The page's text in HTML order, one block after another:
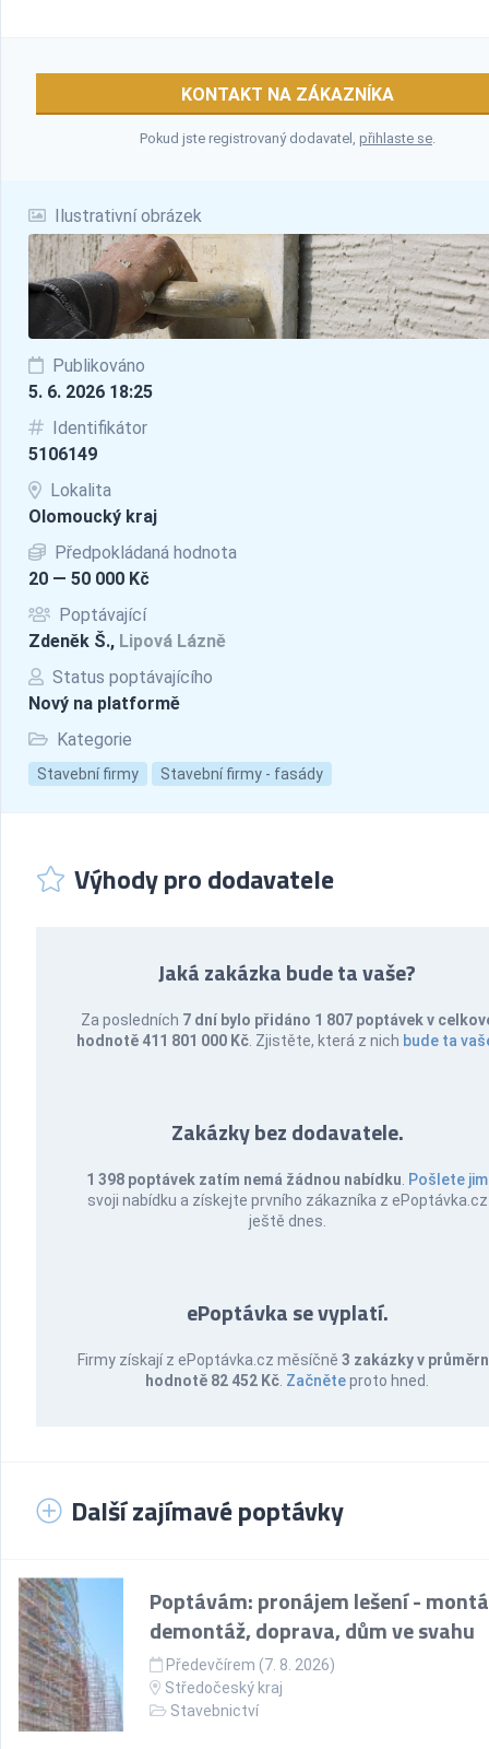
Ilustrativní obrázek
Publikováno
5. 6. 2026 18:25
Identifikátor
5106149
Lokalita
Olomoucký kraj
Předpokládaná hodnota
20 — 50 000 Kč
Poptávající
Zdeněk Š., Lipová Lázně
Status poptávajícího
Nový na platformě
Kategorie
Stavební firmy Stavební firmy - fasády
KONTAKT NA ZÁKAZNÍKA
Pokud jste registrovaný dodavatel, přihlaste se.
Výhody pro dodavatele
Jaká zakázka bude ta vaše?
Za posledních 7 dní bylo přidáno 1 807 poptávek v
hodnotě 411 801 000 Kč . Zjistěte, která z nich bude ta
Zakázky bez dodavatele.
1 398 poptávek zatím nemá žádnou nabídku Pošlete jim
svoji nabídku a získejte prvního zákazníka z ePoptávka.cz
ještě dnes.
ePoptávka se vyplatí.
Firmy získají z ePoptávka.cz měsíčně 3 zakázky v
hodnotě 82 452 Kč Začněteproto hned.
Další zajímavé poptávky
Poptávám: pronájem lešení -
demontáž, doprava, dům ve svahu
Předevčírem (7. 8. 2026)
Středočeský kraj
Stavebnictví